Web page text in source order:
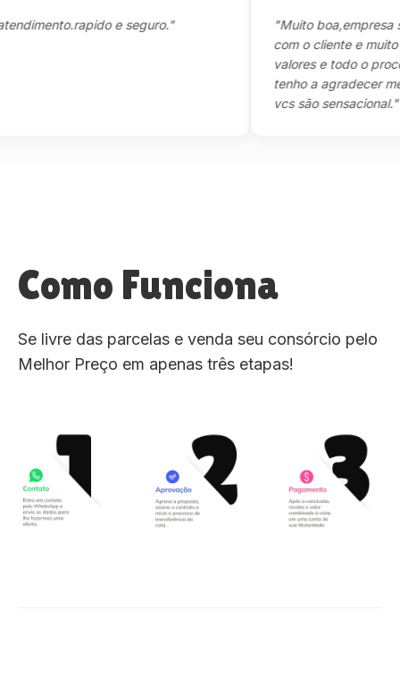
e seguro."
"Muito boa,empresa séria
com o cliente e muito
valores e todo o processo
tenho a agradecer
vcs são sensacional."
Como Funciona
Se livre das parcelas e venda seu consórcio pelo
Melhor Preço em apenas três etapas!